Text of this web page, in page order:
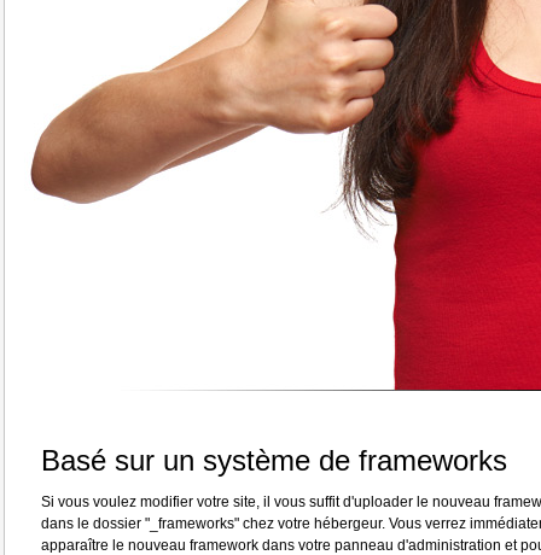
Basé sur un système de frameworks
Si vous voulez modifier votre site, il vous suffit d'uploader le nouveau
dans le dossier "_frameworks" chez votre hébergeur. Vous verrez
apparaître le nouveau framework dans votre panneau d'administration et